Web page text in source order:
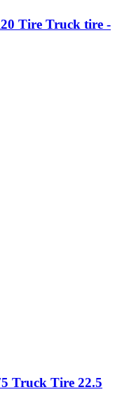
Tire Truck tire -
Truck Tire 22.5